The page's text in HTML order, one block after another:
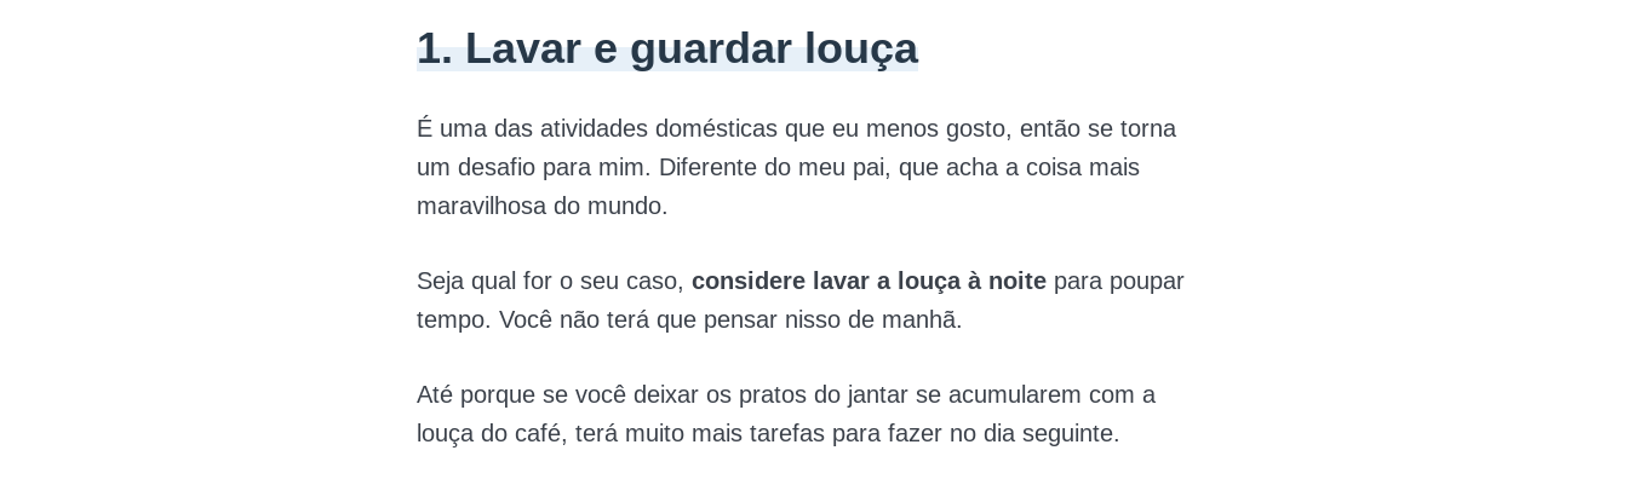
1. Lavar e guardar louça
É uma das atividades domésticas que eu menos gosto, então se torna
um desafio para mim. Diferente do meu pai, que acha a coisa mais
maravilhosa do mundo.
Seja qual for o seu caso, considere lavar a louça à noite para poupar
tempo. Você não terá que pensar nisso de manhã.
Até porque se você deixar os pratos do jantar se acumularem com a
louça do café, terá muito mais tarefas para fazer no dia seguinte.